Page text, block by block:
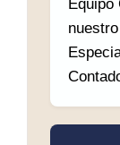
Equipo